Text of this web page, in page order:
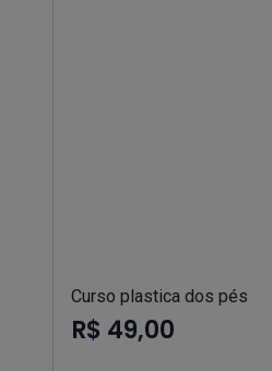
Curso plastica dos pés
R$ 49,00